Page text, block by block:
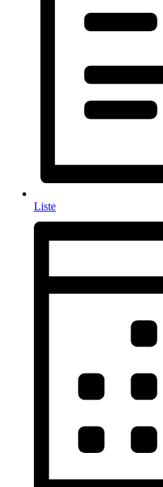
Liste